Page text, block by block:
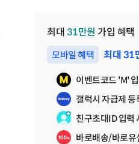
최대 31만원 가입 혜택
모바일 혜택 최대 31
펼쳐보기
이벤트코드 'M'
갤럭시 자급제
친구초대ID 입력
바로배송/바로유